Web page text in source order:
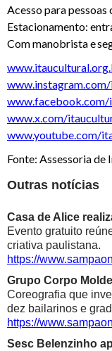
Acesso para
Estacionamento:
Com manobrista e
www.x.com/
www.youtube.com/
Fonte: Assessoria
Outras notícias
Casa de Alice
Evento gratuito
criativa paulistana.
https://
Grupo Corpo
Coreografia que
dez bailarinos e
https://
Sesc Belenzinho